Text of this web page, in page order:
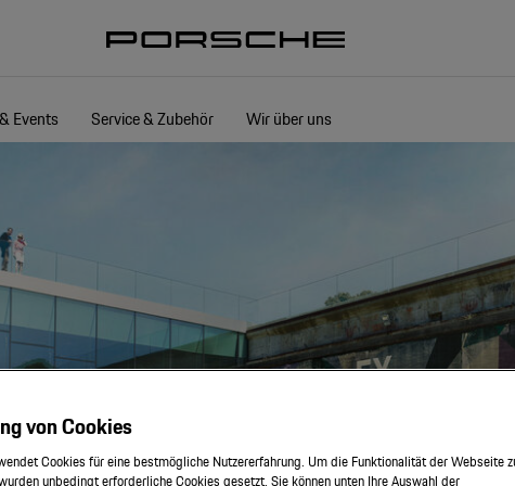
Events Service & Zubehör Wir über uns
von Cookies
Cookies für eine bestmögliche Nutzererfahrung. Um die Funktionalität der Webseite
unbedingt erforderliche Cookies gesetzt. Sie können unten Ihre Auswahl der